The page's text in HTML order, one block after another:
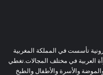
تأسست في المملكة المغربية
بشؤون المرأة العربية في مختلف المجالات.تغطي
والأسرة والأطفال والطبخ